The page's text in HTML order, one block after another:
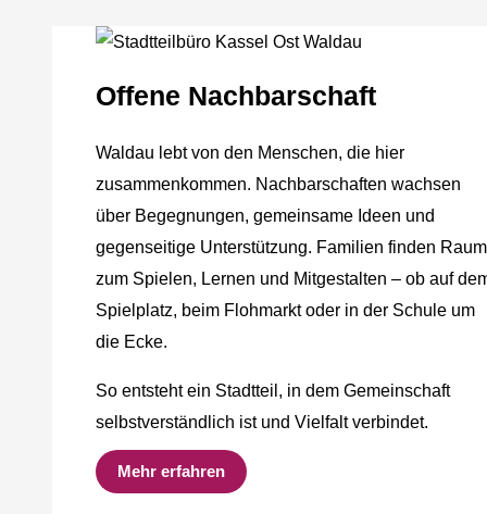
Offene Nachbarschaft
Waldau lebt von den Menschen, die hier
zusammenkommen. Nachbarschaften wachsen
über Begegnungen, gemeinsame Ideen und
gegenseitige Unterstützung. Familien finden Raum
zum Spielen, Lernen und Mitgestalten – ob auf
Spielplatz, beim Flohmarkt oder in der Schule um
die Ecke.
So entsteht ein Stadtteil, in dem Gemeinschaft
selbstverständlich ist und Vielfalt verbindet.
Mehr erfahren